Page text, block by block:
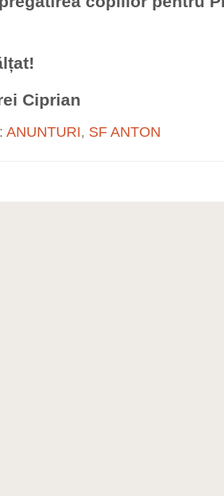
Ciprian
ANUNTURI, SF ANTON